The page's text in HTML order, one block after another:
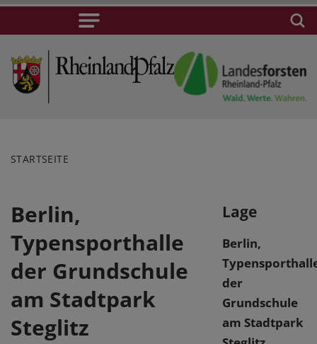
STARTSEITE
Berlin,
Typensporthalle
der Grundschule
am Stadtpark
Steglitz
Lage
Berlin,
der
Grundschule
am Stadtpark